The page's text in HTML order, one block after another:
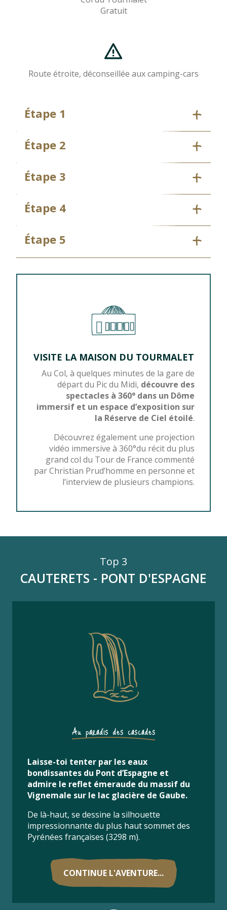
Gratuit
Route étroite, déconseillée aux camping-cars
Étape 1
Étape 2
Étape 3
Étape 4
Étape 5
VISITE LA MAISON DU TOURMALET
Au Col, à quelques minutes de la gare de
départ du Pic du Midi, découvre des
spectacles à 360° dans un Dôme
immersif et un espace d’exposition sur
la Réserve de Ciel étoilé.
Découvrez également une projection
vidéo immersive à 360°du récit du plus
grand col du Tour de France commenté
par Christian Prud’homme en personne et
l’interview de plusieurs champions.
Top 3
CAUTERETS - PONT D'ESPAGNE
Au paradis des cascades
Laisse-toi tenter par les eaux
bondissantes du Pont d’Espagne et
admire le reflet émeraude du massif du
Vignemale sur le lac glacière de Gaube.
De là-haut, se dessine la silhouette
impressionnante du plus haut sommet des
Pyrénées françaises (3298 m).
CONTINUE L'AVENTURE...